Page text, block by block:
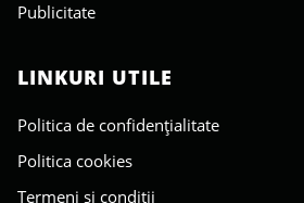
Publicitate
LINKURI UTILE
Politica de confidențialitate
Politica cookies
Termeni și condiții